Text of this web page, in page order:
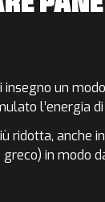
insegno un
l’energia
ridotta, anche
in modo